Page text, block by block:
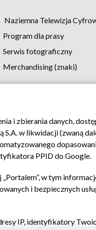
Naziemna Telewizja
Program dla prasy
Serwis fotograficzny
Merchandising (znaki)
Biuro reklamy Kontakt
i zbierania danych,
w likwidacji (zwaną
PPID do Google.
„Portalem”, w tym
i bezpiecznych
IP, identyfikatory